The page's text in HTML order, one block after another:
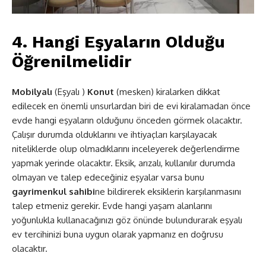
4. Hangi Eşyaların Olduğu
Öğrenilmelidir
Mobilyalı (Eşyalı ) Konut (mesken) kiralarken dikkat
edilecek en önemli unsurlardan biri de evi kiralamadan önce
evde hangi eşyaların olduğunu önceden görmek olacaktır.
Çalışır durumda olduklarını ve ihtiyaçları karşılayacak
niteliklerde olup olmadıklarını inceleyerek değerlendirme
yapmak yerinde olacaktır. Eksik, arızalı, kullanılır durumda
olmayan ve talep edeceğiniz eşyalar varsa bunu
gayrimenkul sahibine bildirerek eksiklerin karşılanmasını
talep etmeniz gerekir. Evde hangi yaşam alanlarını
yoğunlukla kullanacağınızı göz önünde bulundurarak eşyalı
ev tercihinizi buna uygun olarak yapmanız en doğrusu
olacaktır.